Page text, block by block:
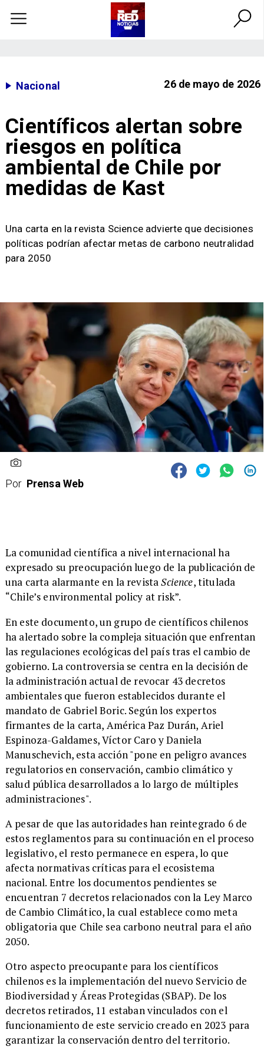
Nacional 26 de mayo de 2026
Científicos alertan sobre
riesgos en política
ambiental de Chile por
medidas de Kast
Una carta en la revista Science advierte que decisiones
políticas podrían afectar metas de carbono neutralidad
para 2050
Por Prensa Web
La comunidad científica a nivel internacional ha
expresado su preocupación luego de la publicación de
una carta alarmante en la revistaScience, titulada
“Chile’s environmental policy at risk”.
En este documento, un grupo de científicos chilenos
ha alertado sobre la compleja situación que enfrentan
las regulaciones ecológicas del país tras el cambio de
gobierno. La controversia se centra en la decisión de
la administración actual de revocar 43 decretos
ambientales que fueron establecidos durante el
mandato de Gabriel Boric. Según los expertos
firmantes de la carta, América Paz Durán, Ariel
Espinoza-Galdames, Víctor Caro y Daniela
Manuschevich, esta acción "pone en peligro avances
regulatorios en conservación, cambio climático y
salud pública desarrollados a lo largo de múltiples
administraciones".
A pesar de que las autoridades han reintegrado 6 de
estos reglamentos para su continuación en el proceso
legislativo, el resto permanece en espera, lo que
afecta normativas críticas para el ecosistema
nacional. Entre los documentos pendientes se
encuentran 7 decretos relacionados con la Ley Marco
de Cambio Climático, la cual establece como meta
obligatoria que Chile sea carbono neutral para el año
2050.
Otro aspecto preocupante para los científicos
chilenos es la implementación del nuevo Servicio de
Biodiversidad y Áreas Protegidas (SBAP). De los
decretos retirados, 11 estaban vinculados con el
funcionamiento de este servicio creado en 2023 para
garantizar la conservación dentro del territorio.